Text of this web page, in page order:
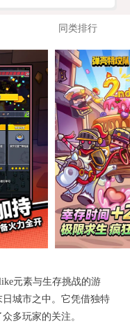
同类排行
元素与生存挑战的游
城市之中。它凭借独特
多玩家的关注。